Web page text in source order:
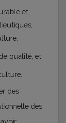
et
qualité, et
des
des